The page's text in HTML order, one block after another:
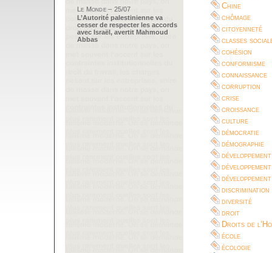
Chine
chômage
citoyenneté
classes
cohésion
conformisme
connaissance
corruption
crise
croissance
culture
démocratie
démographie
développement
discrimination
diversité
droit
Droits de
école
écologie
Le Monde – 25/07
L’Autorité palestinienne va
cesser de respecter les accords
avec Israël, avertit Mahmoud
Abbas